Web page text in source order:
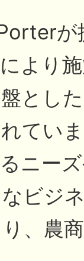
が
より
とし
てい
ニー
ビジ
、農